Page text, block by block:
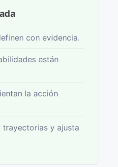
con evidencia.
están
la acción
trayectorias y ajusta